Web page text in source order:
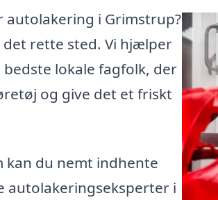
autolakering i Grimstrup?
det rette sted. Vi hjælper
lokale fagfolk, der
og give det et friskt
kan du nemt indhente
autolakeringseksperter i